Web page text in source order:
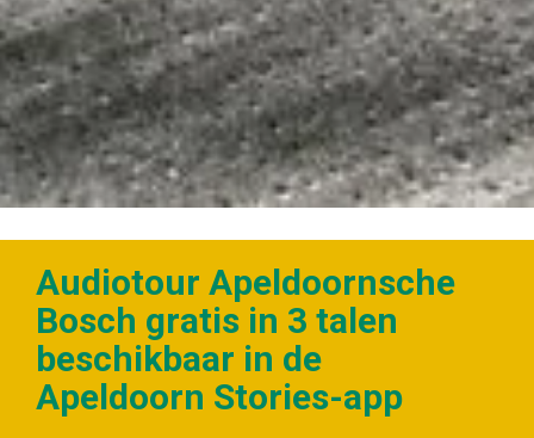
Audiotour Apeldoornsche
Bosch gratis in 3 talen
beschikbaar in de
Apeldoorn Stories-app